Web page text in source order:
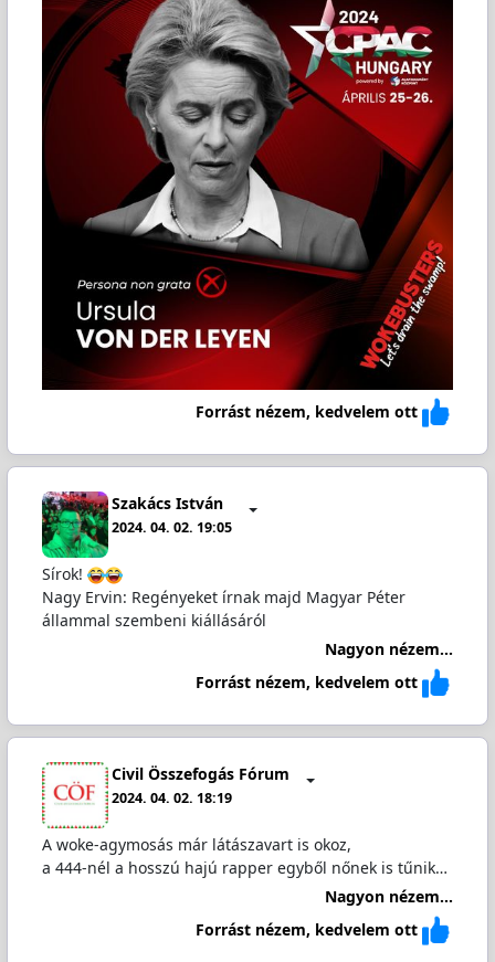
Forrást nézem, kedvelem ott
Szakács István
2024. 04. 02. 19:05
Sírok!
Nagy Ervin: Regényeket írnak majd Magyar Péter
állammal szembeni kiállásáról
Nagyon nézem...
Forrást nézem, kedvelem ott
Civil Összefogás Fórum
2024. 04. 02. 18:19
A woke-agymosás már látászavart is okoz,
a 444-nél a hosszú hajú rapper egyből nőnek is tűnik…
Nagyon nézem...
Forrást nézem, kedvelem ott